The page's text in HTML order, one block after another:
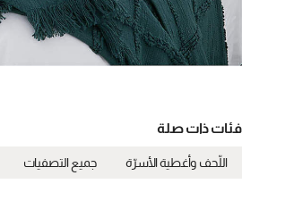
فئات ذات صلة
اللّحف وأغطية الأسرّة جميع التصفيات